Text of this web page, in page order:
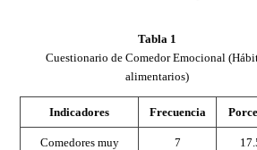
Tabla 1
Cuestionario de Comedor Emocional
alimentarios)
Indicadores Frecuencia
Comedores muy
7